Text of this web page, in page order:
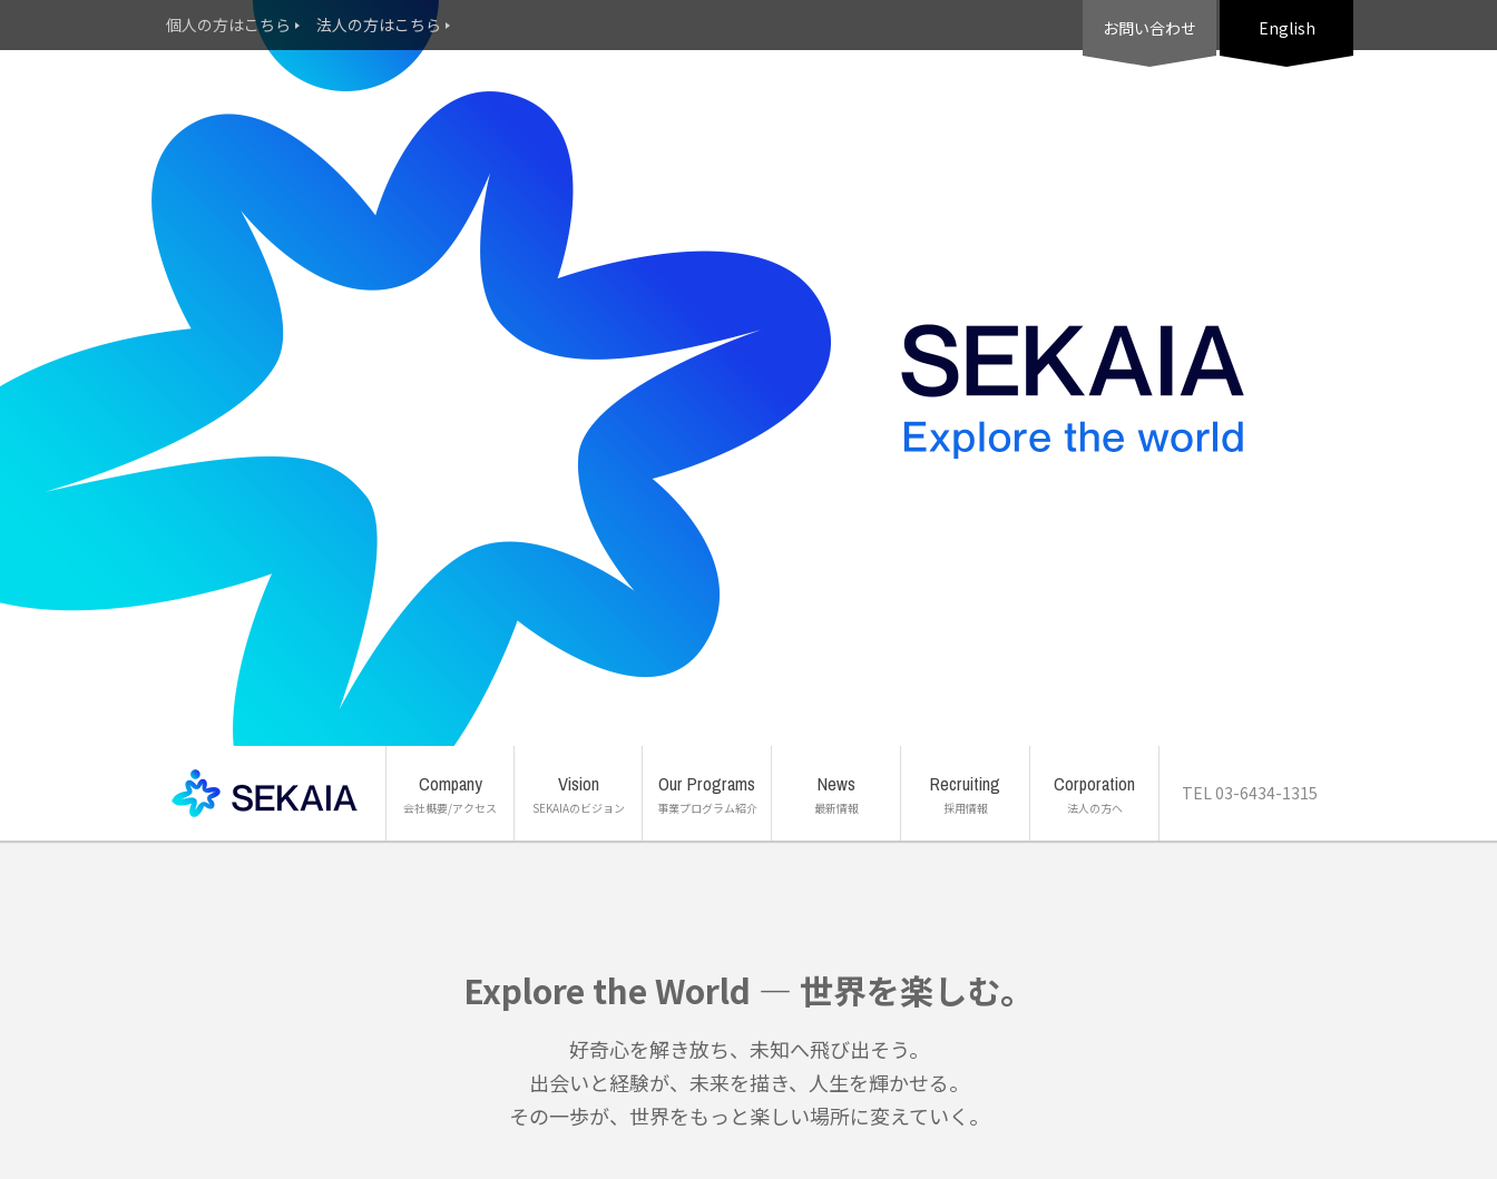
個人の方はこちら 法人の方はこちら お問い合わせ English
Company
会社概要/アクセス
代表メッセージ
Vision
SEKAIAのビジョン
Our Programs
事業プログラム紹介
IBPビジネス留学プログラム エアライン留学プログラム
SEKAIAプロジェクト
ポータルサイト
News
最新情報
Recruiting
採用情報
Corporation
法人の方へ
TEL 03-6434-1315
Explore the World — 世界を楽しむ。
好奇心を解き放ち、未知へ飛び出そう。
出会いと経験が、未来を描き、人生を輝かせる。
その一歩が、世界をもっと楽しい場所に変えていく。